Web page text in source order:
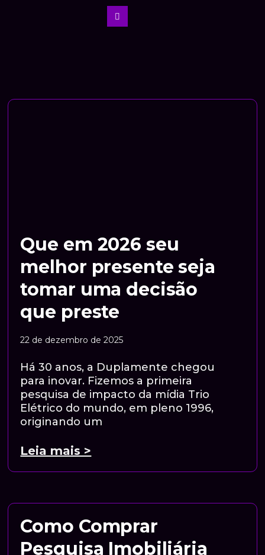
Que em 2026 seu
melhor presente seja
tomar uma decisão
que preste
22 de dezembro de 2025
Há 30 anos, a Duplamente chegou
para inovar. Fizemos a primeira
pesquisa de impacto da mídia Trio
Elétrico do mundo, em pleno 1996,
originando um
Leia mais >
Como Comprar
Pesquisa Imobiliária